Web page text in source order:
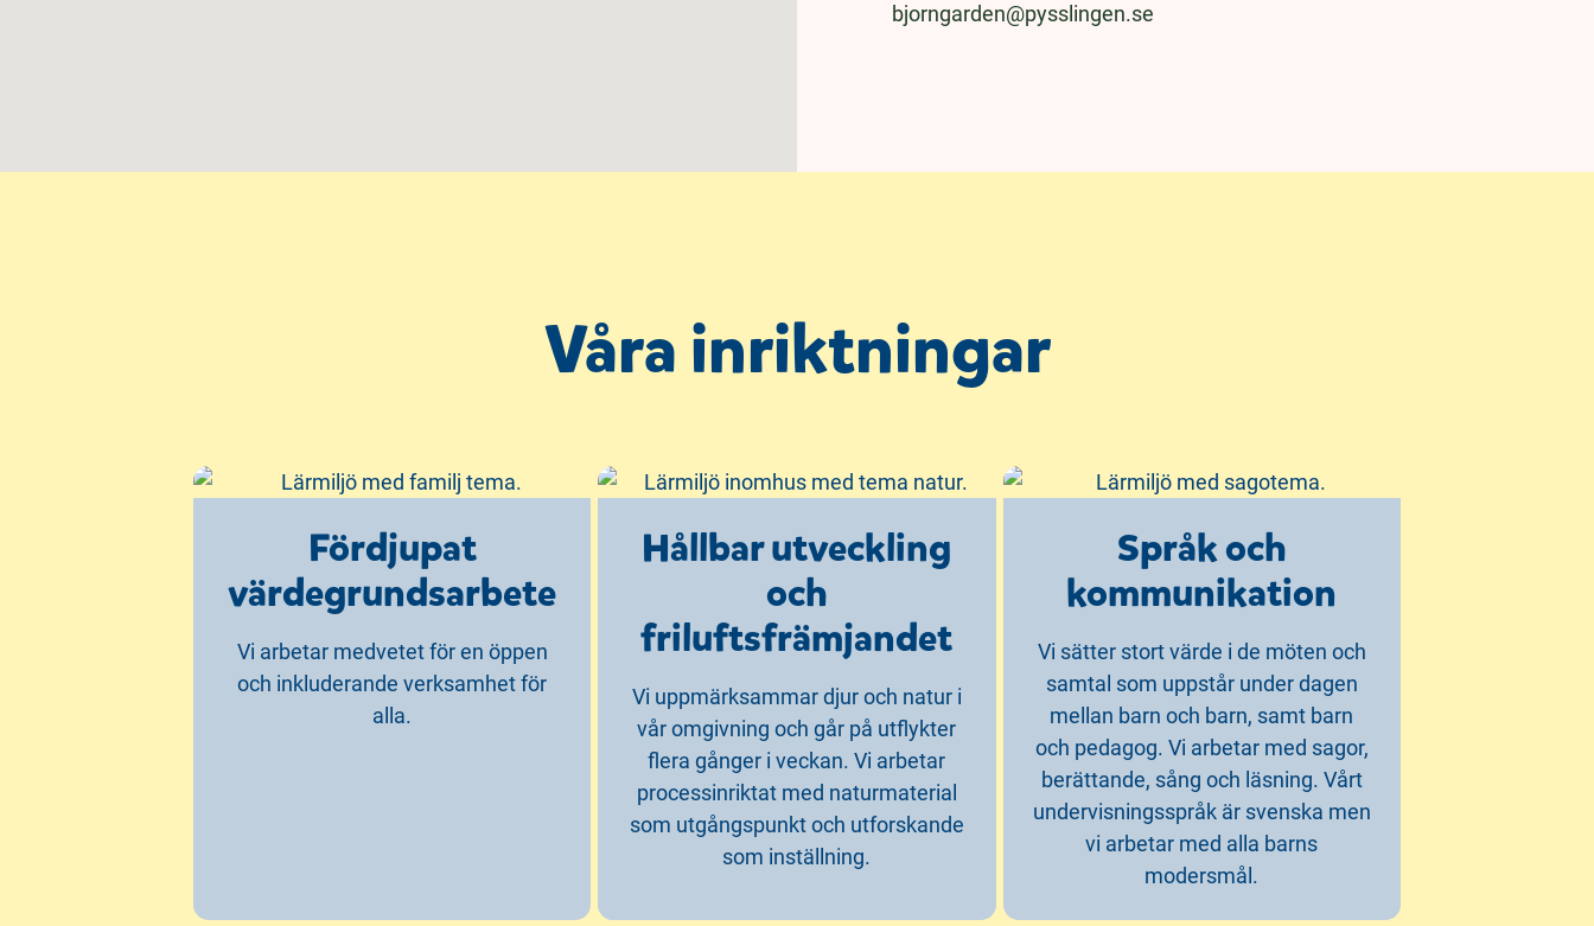
bjorngarden@pysslingen.se
Våra inriktningar
Fördjupat
värdegrundsarbete
Vi arbetar medvetet för en öppen
och inkluderande verksamhet för
alla.
Hållbar utveckling
och
friluftsfrämjandet
Vi uppmärksammar djur och natur i
vår omgivning och går på utflykter
flera gånger i veckan. Vi arbetar
processinriktat med naturmaterial
som utgångspunkt och utforskande
som inställning.
Språk och
kommunikation
Vi sätter stort värde i de möten och
samtal som uppstår under dagen
mellan barn och barn, samt barn
och pedagog. Vi arbetar med sagor,
berättande, sång och läsning. Vårt
undervisningsspråk är svenska men
vi arbetar med alla barns
modersmål.